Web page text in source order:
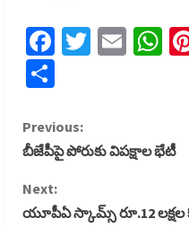
Facebook
Twitter
C
n
Previous:
బీజేపీపై పోరుకు విపక్షాల భేటీ
Next:
యూపీఏ స్కామ్స్ రూ.12 లక్షల